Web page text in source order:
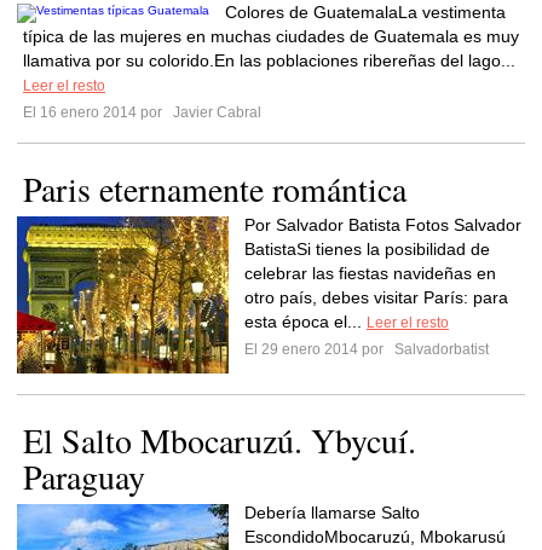
Colores de GuatemalaLa vestimenta
típica de las mujeres en muchas ciudades de Guatemala es muy
llamativa por su colorido.En las poblaciones ribereñas del lago...
Leer el resto
El 16 enero 2014 por
Javier Cabral
Paris eternamente romántica
Por Salvador Batista Fotos Salvador
BatistaSi tienes la posibilidad de
celebrar las fiestas navideñas en
otro país, debes visitar París: para
esta época el...
Leer el resto
El 29 enero 2014 por
Salvadorbatist
El Salto Mbocaruzú. Ybycuí.
Paraguay
Debería llamarse Salto
EscondidoMbocaruzú, Mbokarusú